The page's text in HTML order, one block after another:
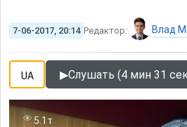
7-06-2017, 20:14 Редактор: Влад
UA ▶Слушать (4 мин 31
5.1т